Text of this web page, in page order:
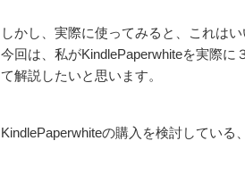
しかし、実際に使ってみると、これは
今回は、私がKindlePaperwhiteを実際
て解説したいと思います。
KindlePaperwhiteの購入を検討している